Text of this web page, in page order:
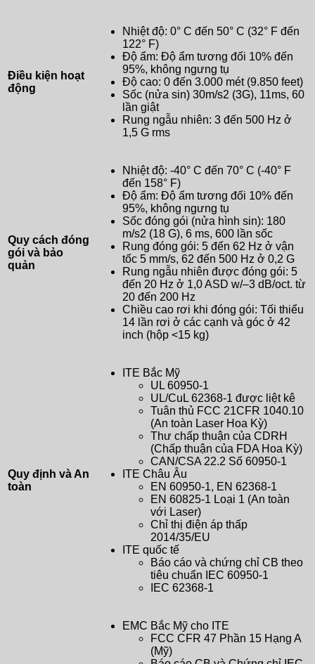
Điều kiện hoạt
động
Nhiệt độ: 0° C đến 50° C (32° F đến
122° F)
Độ ẩm: Độ ẩm tương đối 10% đến
95%, không ngưng tụ
Độ cao: 0 đến 3.000 mét (9.850 feet)
Sốc (nửa sin) 30m/s2 (3G), 11ms, 60
lần giật
Rung ngẫu nhiên: 3 đến 500 Hz ở
1,5 G rms
Quy cách đóng
gói và bảo
quản
Nhiệt độ: -40° C đến 70° C (-40° F
đến 158° F)
Độ ẩm: Độ ẩm tương đối 10% đến
95%, không ngưng tụ
Sốc đóng gói (nửa hình sin): 180
m/s2 (18 G), 6 ms, 600 lần sốc
Rung đóng gói: 5 đến 62 Hz ở vận
tốc 5 mm/s, 62 đến 500 Hz ở 0,2 G
Rung ngẫu nhiên được đóng gói: 5
đến 20 Hz ở 1,0 ASD w/–3 dB/oct. từ
20 đến 200 Hz
Chiều cao rơi khi đóng gói: Tối thiểu
14 lần rơi ở các cạnh và góc ở 42
inch (hộp <15 kg)
Quy định và An
toàn
ITE Bắc Mỹ
UL 60950-1
UL/CuL 62368-1 được liệt kê
Tuân thủ FCC 21CFR 1040.10
(An toàn Laser Hoa Kỳ)
Thư chấp thuận của CDRH
(Chấp thuận của FDA Hoa Kỳ)
CAN/CSA 22.2 Số 60950-1
ITE Châu Âu
EN 60950-1, EN 62368-1
EN 60825-1 Loại 1 (An toàn
với Laser)
Chỉ thị điện áp thấp
2014/35/EU
ITE quốc tế
Báo cáo và chứng chỉ CB theo
tiêu chuẩn IEC 60950-1
IEC 62368-1
EMC Bắc Mỹ cho ITE
FCC CFR 47 Phần 15 Hạng A
(Mỹ)